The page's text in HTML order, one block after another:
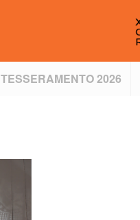
TESSERAMENTO 2026